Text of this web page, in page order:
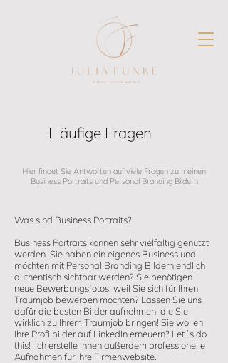
Häufige Fragen
Hier findet Sie Antworten auf viele Fragen zu meinen
Business Portraits und Personal Branding Bildern
Was sind Business Portraits?
Business Portraits können sehr vielfältig genutzt
werden. Sie haben ein eigenes Business und
möchten mit Personal Branding Bildern endlich
authentisch sichtbar werden? Sie benötigen
neue Bewerbungsfotos, weil Sie sich für Ihren
Traumjob bewerben möchten? Lassen Sie uns
dafür die besten Bilder aufnehmen, die Sie
wirklich zu Ihrem Traumjob bringen! Sie wollen
Ihre Profilbilder auf LinkedIn erneuern? Let´s do
this! Ich erstelle Ihnen außerdem professionelle
Aufnahmen für Ihre Firmenwebsite.